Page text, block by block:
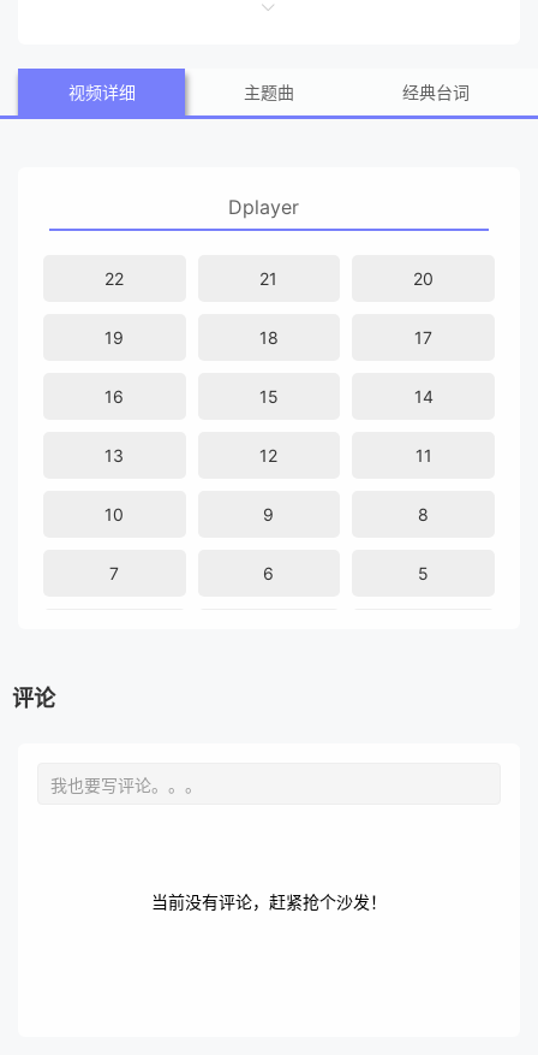
份低等工拼命养家、极度抠门的老爸朱利叶斯（泰瑞·克鲁斯 T
·阿诺 Tichin a Arnold 饰），还有一对麻烦的弟妹德鲁（特昆·
出所料受尽欺侮，但也有幸交到一个好朋友——因瘦弱苍白同
无所谓的自嘲精神面对这一切…… 本剧里面“克里斯”的原型是
艾美奖得主、喜剧明星克里斯·洛克（Chris Rock），并由...
视频详细 主题曲 经典台词
Dplayer
22 21 20
19 18 17
16 15 14
13 12 11
10 9 8
7 6 5
评论
当前没有评论，赶紧抢个沙发！